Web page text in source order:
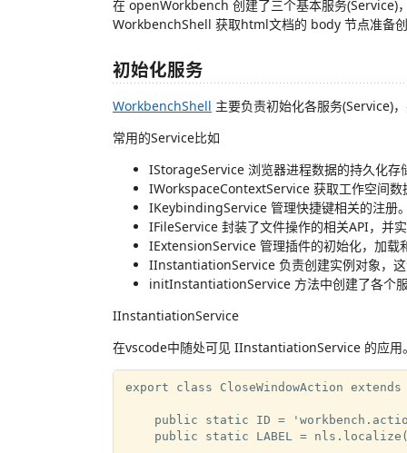
在 openWorkbench 创建了三个基本服务
WorkbenchShell 获取html文档的 body 节点准备
初始化服务
WorkbenchShell 主要负责初始化各服务(Service)
常用的Service比如
IStorageService 浏览器进程数据的持久化存
IWorkspaceContextService 获取工作空间
IKeybindingService 管理快捷键相关的注册
IFileService 封装了文件操作的相关API，并
IExtensionService 管理插件的初始化，加载
IInstantiationService 负责创建实例对象，
initInstantiationService 方法中创建了各个
IInstantiationService
在vscode中随处可见 IInstantiationService 的应
export class CloseWindowAction
public static ID =
public static LABEL =